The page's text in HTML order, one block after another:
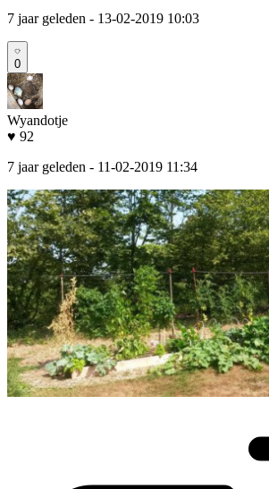
7 jaar geleden - 13-02-2019 10:03
0
Wyandotje
♥ 92
7 jaar geleden - 11-02-2019 11:34